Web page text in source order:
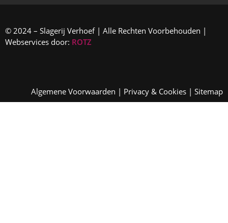
© 2024 – Slagerij Verhoef | Alle Rechten Voorbehouden |
Webservices door: ROTZ
Algemene Voorwaarden | Privacy & Cookies | Sitemap